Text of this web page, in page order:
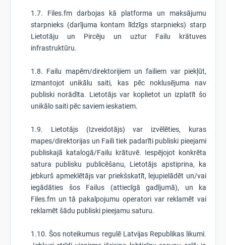
1.7. Files.fm darbojas kā platforma un maksājumu
starpnieks (darījuma kontam līdzīgs starpnieks) starp
Lietotāju un Pircēju un uztur Failu krātuves
infrastruktūru.
1.8. Failu mapēm/direktorijiem un failiem var piekļūt,
izmantojot unikālu saiti, kas pēc noklusējuma nav
publiski norādīta. Lietotājs var koplietot un izplatīt šo
unikālo saiti pēc saviem ieskatiem.
1.9. Lietotājs (Izveidotājs) var izvēlēties, kuras
mapes/direktorijas un Faili tiek padarīti publiski pieejami
publiskajā katalogā/Failu krātuvē. Iespējojot konkrēta
satura publisku publicēšanu, Lietotājs apstiprina, ka
jebkurš apmeklētājs var priekšskatīt, lejupielādēt un/vai
iegādāties šos Failus (attiecīgā gadījumā), un ka
Files.fm un tā pakalpojumu operatori var reklamēt vai
reklamēt šādu publiski pieejamu saturu.
1.10. Šos noteikumus regulē Latvijas Republikas likumi.